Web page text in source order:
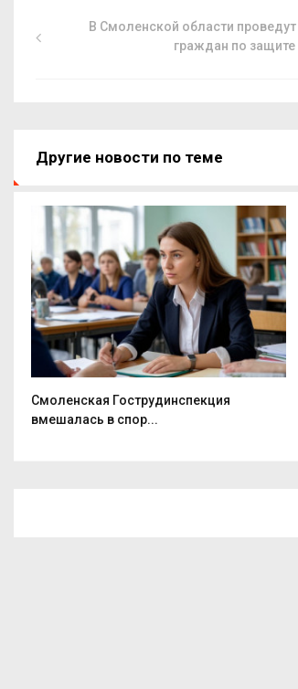
В Смоленской области
граждан по
Другие новости по теме
Смоленская Гострудинспекция
вмешалась в спор...